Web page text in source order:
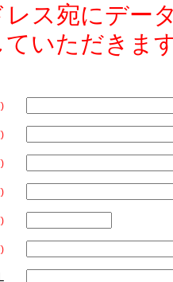
レス宛にデー
ていただきま